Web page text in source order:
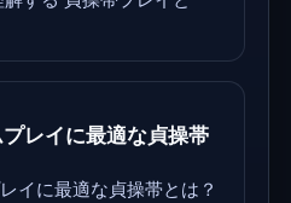
レイに最適な貞操帯
イに最適な貞操帯とは？